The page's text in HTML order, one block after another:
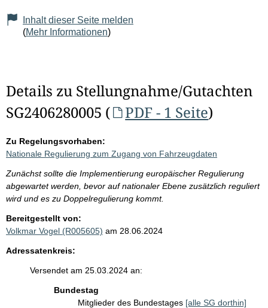
Inhalt dieser Seite melden
(Mehr Informationen)
Details zu Stellungnahme/Gutachten
SG2406280005 (
PDF - 1 Seite)
Zu Regelungsvorhaben:
Nationale Regulierung zum Zugang von Fahrzeugdaten
Zunächst sollte die Implementierung europäischer Regulierung
abgewartet werden, bevor auf nationaler Ebene zusätzlich reguliert
wird und es zu Doppelregulierung kommt.
Bereitgestellt von:
Volkmar Vogel (R005605) am 28.06.2024
Adressatenkreis:
Versendet am 25.03.2024 an:
Bundestag
Mitglieder des Bundestages [alle SG dorthin]